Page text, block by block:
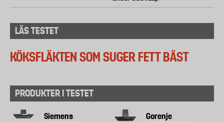
LÄS TESTET
KÖKSFLÄKTEN SOM SUGER FETT BÄST
PRODUKTER I TESTET
Siemens
Gorenje